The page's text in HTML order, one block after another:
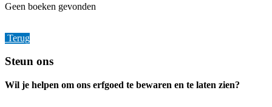
Geen boeken gevonden
Terug
Footer
Steun ons
Wil je helpen om ons erfgoed te bewaren en te laten zien?